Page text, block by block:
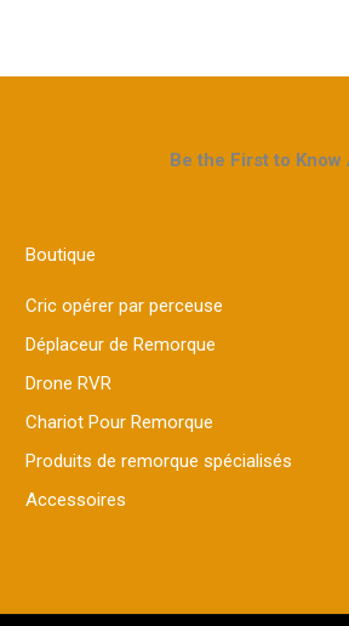
Be the First to
Boutique
Cric opérer par perceuse
Déplaceur de Remorque
Drone RVR
Chariot Pour Remorque
Produits de remorque spécialisés
Accessoires